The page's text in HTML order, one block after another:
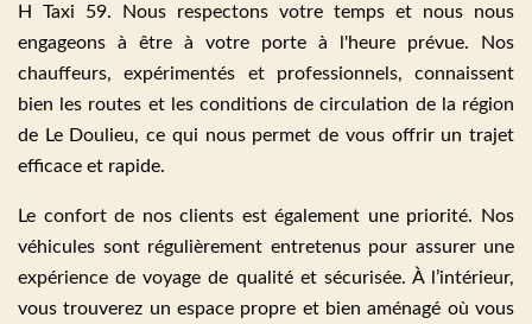
H Taxi 59. Nous respectons votre temps et nous nous
engageons à être à votre porte à l'heure prévue. Nos
chauffeurs, expérimentés et professionnels, connaissent
bien les routes et les conditions de circulation de la région
de Le Doulieu, ce qui nous permet de vous offrir un trajet
efficace et rapide.
Le confort de nos clients est également une priorité. Nos
véhicules sont régulièrement entretenus pour assurer une
expérience de voyage de qualité et sécurisée. À l’intérieur,
vous trouverez un espace propre et bien aménagé où vous